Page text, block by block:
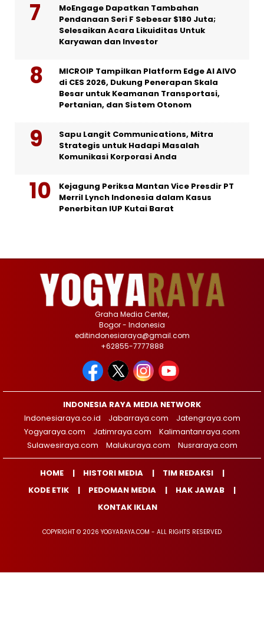
MoEngage Dapatkan Tambahan
Pendanaan Seri F Sebesar $180 Juta;
Selesaikan Acara Likuiditas Untuk
Karyawan dan Investor
MICROIP Tampilkan Platform Edge AI AIVO
di CES 2026, Dukung Penerapan Skala
Besar untuk Keamanan Transportasi,
Pertanian, dan Sistem Otonom
Sapu Langit Communications, Mitra
Strategis untuk Hadapi Masalah
Komunikasi Korporasi Anda
Kejagung Periksa Mantan Vice Presdir PT
Merril Lynch Indonesia dalam Kasus
Penerbitan IUP Kutai Barat
Graha Media Center,
Bogor - Indonesia
editindonesiaraya@gmail.com
+62855-7777888
INDONESIA RAYA MEDIA NETWORK
Indonesiaraya.co.id
Jabarraya.com
Jatengraya.com
Yogyaraya.com
Jatimraya.com
Kalimantanraya.com
Sulawesiraya.com
Malukuraya.com Nusraraya.com
HOME HISTORI MEDIA
TIM REDAKSI
KODE ETIK
PEDOMAN MEDIA
HAK JAWAB
KONTAK IKLAN
COPYRIGHT © 2026 YOGYARAYA.COM - ALL RIGHTS RESERVED